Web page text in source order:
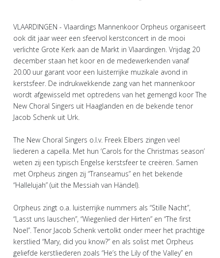
VLAARDINGEN - Vlaardings Mannenkoor Orpheus organiseert
ook dit jaar weer een sfeervol kerstconcert in de mooi
verlichte Grote Kerk aan de Markt in Vlaardingen. Vrijdag 20
december staan het koor en de medewerkenden vanaf
20.00 uur garant voor een luisterrijke muzikale avond in
kerstsfeer. De indrukwekkende zang van het mannenkoor
wordt afgewisseld met optredens van het gemengd koor The
New Choral Singers uit Haaglanden en de bekende tenor
Jacob Schenk uit Urk.
The New Choral Singers o.l.v. Freek Elbers zingen veel
liederen a capella. Met hun ‘Carols for the Christmas season’
weten zij een typisch Engelse kerstsfeer te creëren. Samen
met Orpheus zingen zij “Transeamus” en het bekende
“Hallelujah” (uit the Messiah van Händel).
Orpheus zingt o.a. luisterrijke nummers als “Stille Nacht”,
“Lasst uns lauschen”, “Wiegenlied der Hirten” en “The first
Noel”. Tenor Jacob Schenk vertolkt onder meer het prachtige
kerstlied “Mary, did you know?” en als solist met Orpheus
geliefde kerstliederen zoals “He’s the Lily of the Valley” en